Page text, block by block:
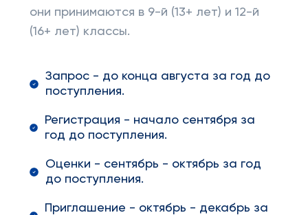
они принимаются в 9-й (13+ лет) и 12-й
(16+ лет) классы.
Запрос - до конца августа за год до
поступления.
Регистрация - начало сентября за
год до поступления.
Оценки - сентябрь - октябрь за год
до поступления.
Приглашение - октябрь - декабрь за